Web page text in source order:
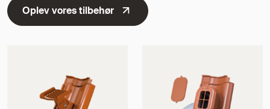
Oplev vores tilbehør